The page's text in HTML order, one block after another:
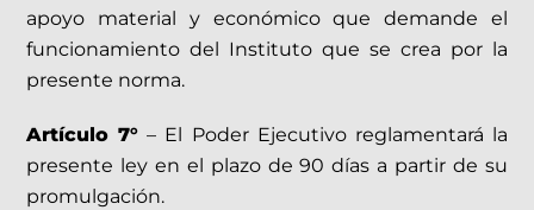
apoyo material y económico que demande el
funcionamiento del Instituto que se crea por la
presente norma.
Artículo 7° – El Poder Ejecutivo reglamentará la
presente ley en el plazo de 90 días a partir de su
promulgación.